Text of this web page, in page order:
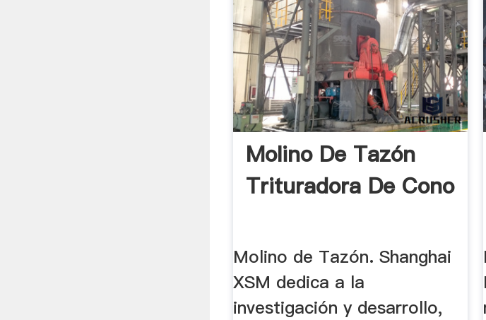
Molino De Tazón
Trituradora De Cono
Molino de Tazón. Shanghai
XSM dedica a la
investigación y desarrollo,